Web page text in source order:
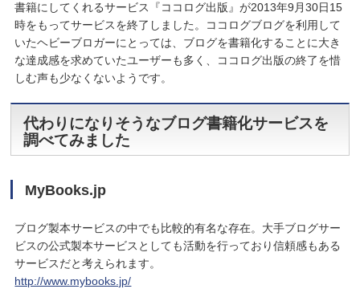
書籍にしてくれるサービス『ココログ出版』が2013年9月30日15
時をもってサービスを終了しました。ココログブログを利用して
いたヘビーブロガーにとっては、ブログを書籍化することに大き
な達成感を求めていたユーザーも多く、ココログ出版の終了を惜
しむ声も少なくないようです。
代わりになりそうなブログ書籍化サービスを
調べてみました
MyBooks.jp
ブログ製本サービスの中でも比較的有名な存在。大手ブログサー
ビスの公式製本サービスとしても活動を行っており信頼感もある
サービスだと考えられます。
http://www.mybooks.jp/